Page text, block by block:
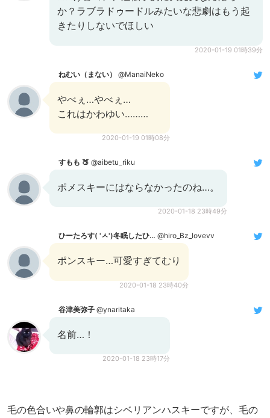
か？ラブラドゥードルみたいな悲劇はもう起
きたりしないでほしい
2020-01-19 01時39分
ねむい（まない） @ManaiNeko
やべぇ…やべぇ…
これはかわゆい………
2020-01-19 01時08分
すもも 🍑 @aibetu_riku
ポメスキーにはならなかったのね…。
2020-01-18 23時49分
ひーたろす( 'ㅅ')冬眠したひ… @hiro_Bz_lovevv
ポンスキー…可愛すぎてむり
2020-01-18 23時40分
谷津美弥子 @ynaritaka
名前…！
2020-01-18 23時17分
毛の色合いや鼻の輪郭はシベリアンハスキーですが、毛の